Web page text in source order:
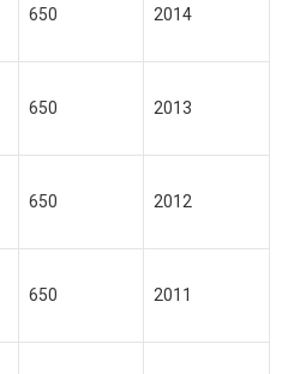
650 2014
650 2013
650 2012
650 2011